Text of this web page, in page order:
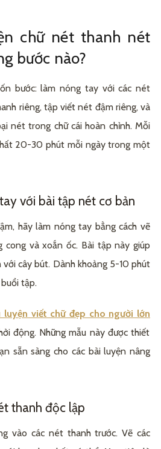
chữ nét thanh nét
bước nào?
bước: làm nóng tay với các nét
riêng, tập viết nét đậm riêng, và
nét trong chữ cái hoàn chỉnh. Mỗi
20-30 phút mỗi ngày trong một
với bài tập nét cơ bản
hãy làm nóng tay bằng cách vẽ
cong và xoắn ốc. Bài tập này giúp
cây bút. Dành khoảng 5-10 phút
tập.
luyện viết chữ đẹp cho người lớn
động. Những mẫu này được thiết
sẵn sàng cho các bài luyện nâng
thanh độc lập
vào các nét thanh trước. Vẽ các